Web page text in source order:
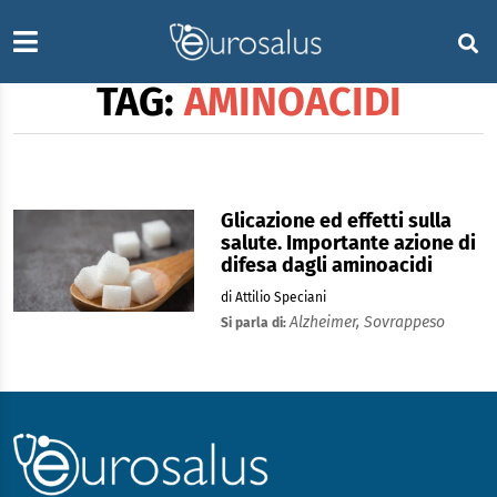
TAG: AMINOACIDI
Glicazione ed effetti sulla
salute. Importante azione di
difesa dagli aminoacidi
di Attilio Speciani
Si parla di:Alzheimer, Sovrappeso